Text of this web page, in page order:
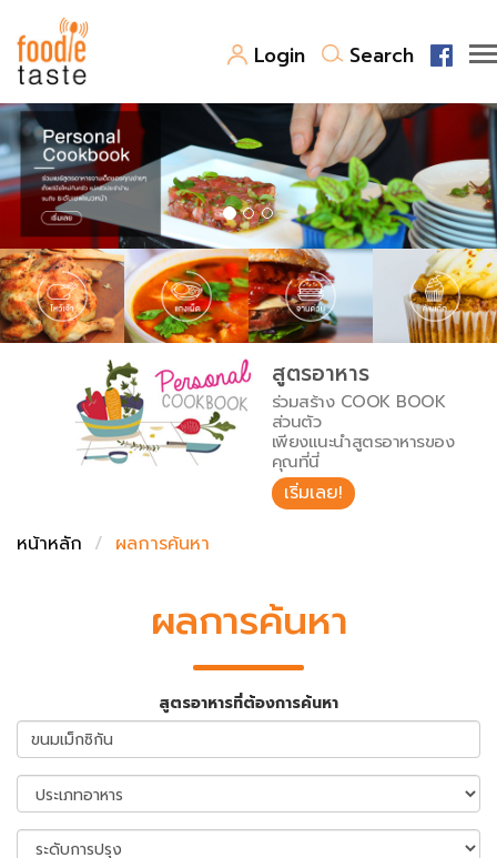
Login Search
สูตรอาหาร
สูตรอาหารล่าสุด
Top Foodie
พาไปชิม
สารพันก้นครัว
เคล็ดลับน่ารู้
เปรียบเทียบหน่วยการตวง
เปรียบเทียบอุณหภูมิ
เปรียบเทียบน้ำหนักวัตถุดิบ
FoodPedia
สร้าง Cookbook
สูตรอาหาร
ร่วมสร้าง COOK BOOK
ส่วนตัว
เพียงแนะนำสูตรอาหารของ
คุณที่นี่
เริ่มเลย!
หน้าหลัก
ผลการค้นหา
ผลการค้นหา
สูตรอาหารที่ต้องการค้นหา